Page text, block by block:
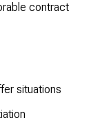
contract
situations